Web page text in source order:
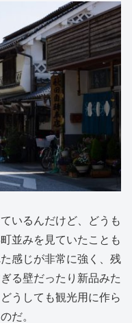
いるんだけど、どうも
並みを見ていたことも
感じが非常に強く、残
る壁だったり新品みた
うしても観光用に作ら
だ。